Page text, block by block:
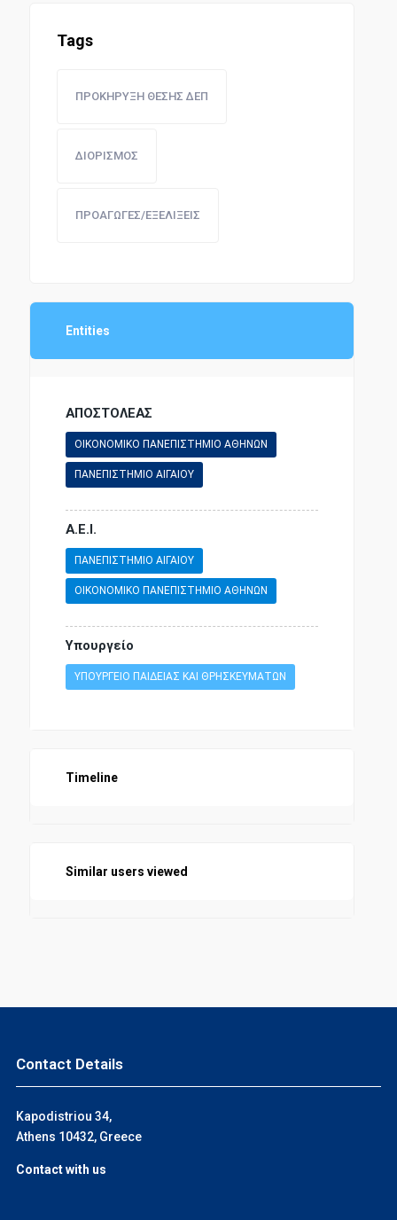
Tags
ΠΡΟΚΗΡΥΞΗ ΘΕΣΗΣ ΔΕΠ
ΔΙΟΡΙΣΜΟΣ
ΠΡΟΑΓΩΓΕΣ/ΕΞΕΛΙΞΕΙΣ
Entities
ΑΠΟΣΤΟΛΕΑΣ
ΟΙΚΟΝΟΜΙΚΟ ΠΑΝΕΠΙΣΤΗΜΙΟ ΑΘΗΝΩΝ
ΠΑΝΕΠΙΣΤΗΜΙΟ ΑΙΓΑΙΟΥ
Α.Ε.Ι.
ΠΑΝΕΠΙΣΤΗΜΙΟ ΑΙΓΑΙΟΥ
ΟΙΚΟΝΟΜΙΚΟ ΠΑΝΕΠΙΣΤΗΜΙΟ ΑΘΗΝΩΝ
Υπουργείο
ΥΠΟΥΡΓΕΙΟ ΠΑΙΔΕΙΑΣ ΚΑΙ ΘΡΗΣΚΕΥΜΑΤΩΝ
Timeline
Similar users viewed
Contact Details
Kapodistriou 34,
Athens 10432, Greece
Contact with us